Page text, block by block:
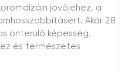
jövőjéhez, a
Akár 28
önterülő képesség.
és természetes